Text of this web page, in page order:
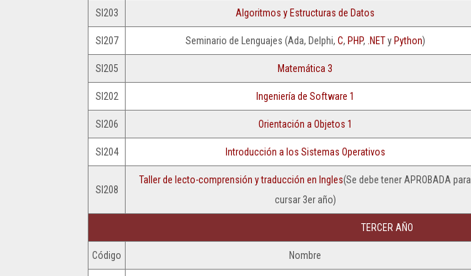
INFRAESTRUCTURA
RECURSOS
SI203 Algoritmos y Estructuras de Datos
SI207 Seminario de Lenguajes (Ada, Delphi, C, PHP, .NETyPython)
SI205 Matemática 3
SI202 Ingeniería de Software 1
SI206 Orientación a Objetos 1
SI204 Introducción a los Sistemas Operativos
SI208
Taller de lecto-comprensión y traducción en Ingles(Se debe tener APROBADA para
cursar 3er año)
TERCER AÑO
Código Nombre